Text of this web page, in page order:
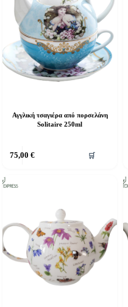
Αγγλική τσαγιέρα από πορσελάνη
Solitaire 250ml
75,00 € 🛒